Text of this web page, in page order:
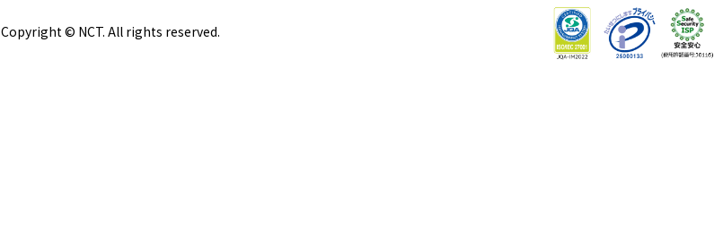
Copyright © NCT. All rights reserved.